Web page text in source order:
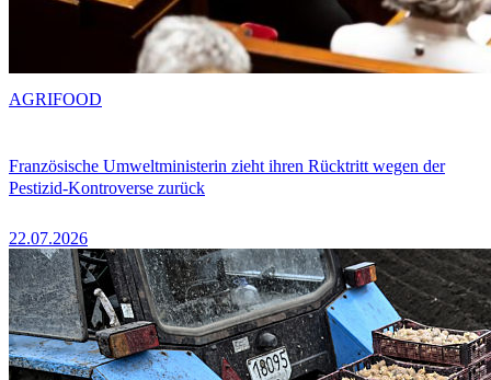
Französische Umweltministerin zieht ihren Rücktritt wegen der
Pestizid-Kontroverse zurück
22.07.2026
AGRIFOOD